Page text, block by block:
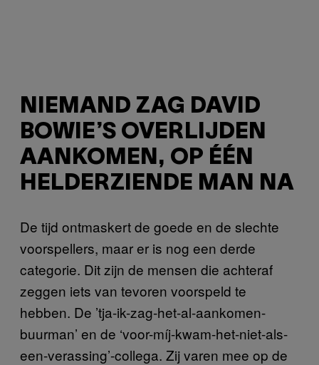
NIEMAND ZAG DAVID
BOWIE’S OVERLIJDEN
AANKOMEN, OP ÉÉN
HELDERZIENDE MAN NA
De tijd ontmaskert de goede en de slechte
voorspellers, maar er is nog een derde
categorie. Dit zijn de mensen die achteraf
zeggen iets van tevoren voorspeld te
hebben. De ’tja-ik-zag-het-al-aankomen-
buurman’ en de ‘voor-míj-kwam-het-niet-als-
een-verassing’-collega. Zij varen mee op de